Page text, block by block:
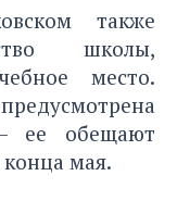
также
школы,
место.
ее обещают
мая.